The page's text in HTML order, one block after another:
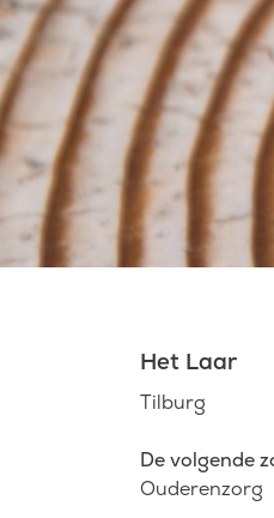
Het Laar
Tilburg
De volgende
Ouderenzorg